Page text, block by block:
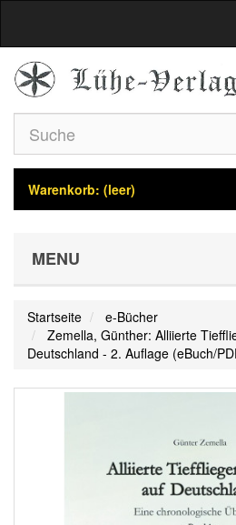
Warenkorb: (leer)
MENU
Startseite
e-Bücher
Zemella, Günther: Alliierte
Deutschland - 2. Auflage (eBuch/